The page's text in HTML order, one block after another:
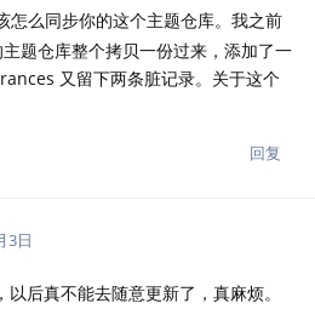
怎么同步你的这个主题仓库。我之前
题仓库整个拷贝一份过来，添加了一
又留下两条脏记录。关于这个
回复
3日
后真不能去随意更新了，真麻烦。